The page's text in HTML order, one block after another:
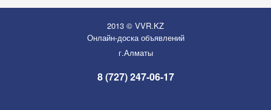
2013 © VVR.KZ
Онлайн-доска объявлений
г.Алматы
8 (727) 247-06-17